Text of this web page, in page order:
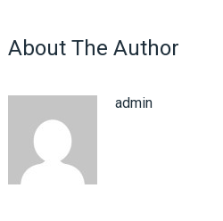
About The Author
admin